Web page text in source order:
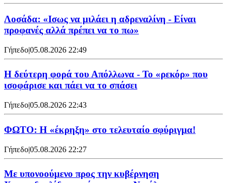
Λοσάδα: «Ισως να μιλάει η αδρεναλίνη - Είναι
προφανές αλλά πρέπει να το πω»
Γήπεδο|05.08.2026 22:49
Η δεύτερη φορά του Απόλλωνα - Το «ρεκόρ» που
ισοφάρισε και πάει να το σπάσει
Γήπεδο|05.08.2026 22:43
ΦΩΤΟ: Η «έκρηξη» στο τελευταίο σφύριγμα!
Γήπεδο|05.08.2026 22:27
Με υπονοούμενο προς την κυβέρνηση